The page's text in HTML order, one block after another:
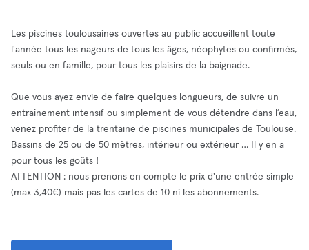
Les piscines toulousaines ouvertes au public accueillent toute
l'année tous les nageurs de tous les âges, néophytes ou confirmés,
seuls ou en famille, pour tous les plaisirs de la baignade.
Que vous ayez envie de faire quelques longueurs, de suivre un
entraînement intensif ou simplement de vous détendre dans l’eau,
venez profiter de la trentaine de piscines municipales de Toulouse.
Bassins de 25 ou de 50 mètres, intérieur ou extérieur … Il y en a
pour tous les goûts !
ATTENTION : nous prenons en compte le prix d'une entrée simple
(max 3,40€) mais pas les cartes de 10 ni les abonnements.